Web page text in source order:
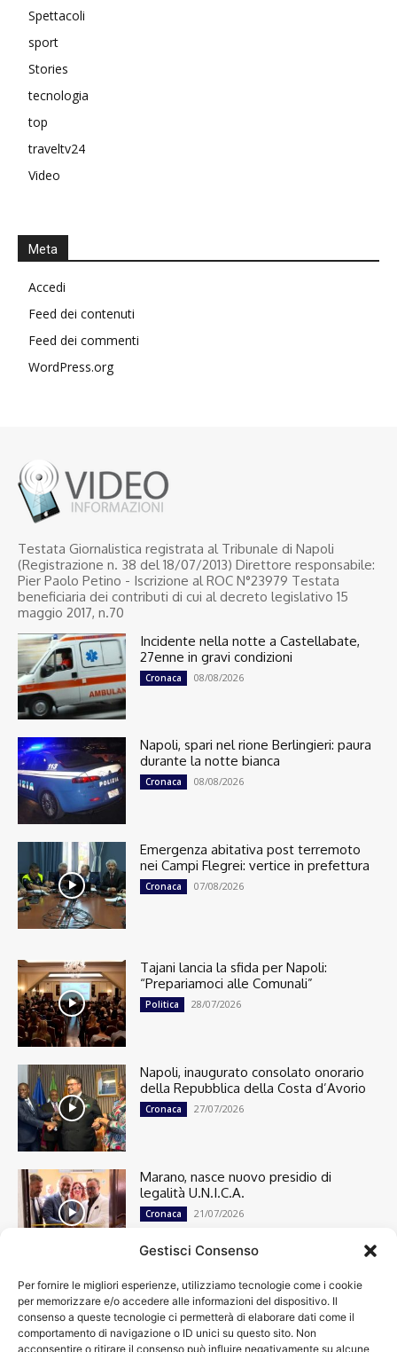
Gestisci Consenso
Per fornire le migliori esperienze, utilizziamo tecnologie come i cookie
per memorizzare e/o accedere alle informazioni del dispositivo. Il
consenso a queste tecnologie ci permetterà di elaborare dati come il
comportamento di navigazione o ID unici su questo sito. Non
acconsentire o ritirare il consenso può influire negativamente su alcune
Spettacoli
sport
Stories
tecnologia
top
traveltv24
Video
Meta
Accedi
Feed dei contenuti
Feed dei commenti
WordPress.org
Testata Giornalistica registrata al Tribunale di Napoli
(Registrazione n. 38 del 18/07/2013) Direttore responsabile:
Pier Paolo Petino - Iscrizione al ROC N°23979 Testata
beneficiaria dei contributi di cui al decreto legislativo 15
maggio 2017, n.70
Incidente nella notte a Castellabate,
27enne in gravi condizioni
Cronaca 08/08/2026
Napoli, spari nel rione Berlingieri: paura
durante la notte bianca
Cronaca 08/08/2026
Emergenza abitativa post terremoto
nei Campi Flegrei: vertice in prefettura
Cronaca 07/08/2026
Tajani lancia la sfida per Napoli:
“Prepariamoci alle Comunali”
Politica 28/07/2026
Napoli, inaugurato consolato onorario
della Repubblica della Costa d’Avorio
Cronaca 27/07/2026
Marano, nasce nuovo presidio di
legalità U.N.I.C.A.
Cronaca 21/07/2026
Cronaca
13501
Attualità
7305
top